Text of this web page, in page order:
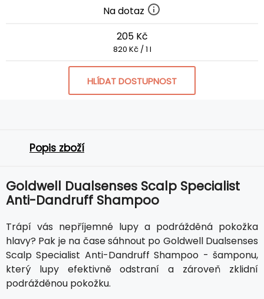
Na dotaz
205 Kč
820 Kč / 1 l
HLÍDAT DOSTUPNOST
Popis zboží
Goldwell Dualsenses Scalp Specialist
Anti-Dandruff Shampoo
Trápí vás nepříjemné lupy a podrážděná pokožka
hlavy? Pak je na čase sáhnout po Goldwell Dualsenses
Scalp Specialist Anti-Dandruff Shampoo - šamponu,
který lupy efektivně odstraní a zároveň zklidní
podrážděnou pokožku.